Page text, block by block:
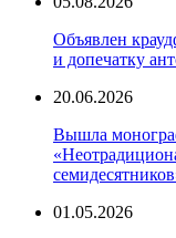
Объявлен
и допечатку
20.06.2026
Вышла
01.05.2026